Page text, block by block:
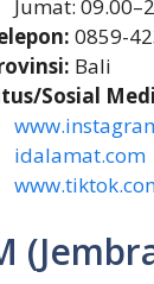
Jumat:
0859-
Bali
Sosial
idalamat.com